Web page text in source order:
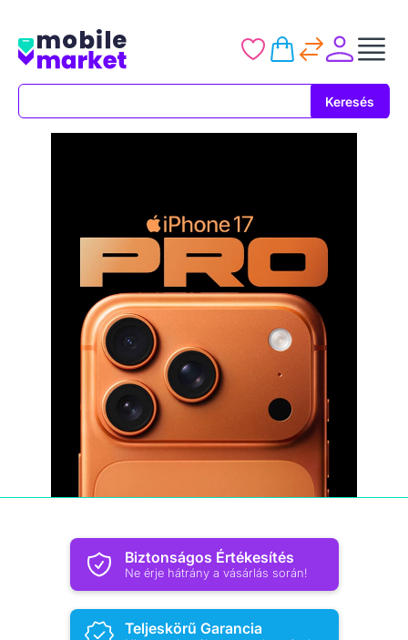
Keresés
Biztonságos Értékesítés
Ne érje hátrány a vásárlás során!
Teljeskörű Garancia